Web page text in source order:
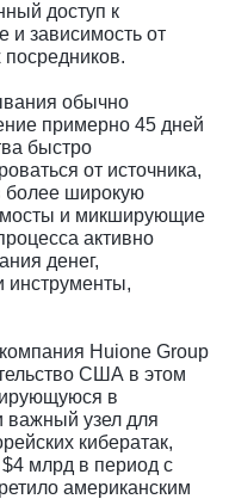
доступ к
и зависимость от
обычно
примерно 45 дней
быстро
от источника,
более широкую
мосты и микширующие
активно
денег,
инструменты,
Huione Group
США в этом
в
важный узел для
кибератак,
млрд в период с
американским